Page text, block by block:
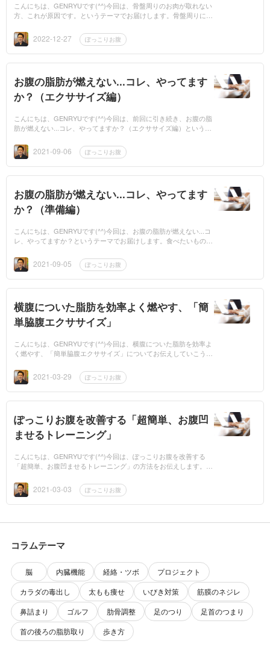
こんにちは、GENRYUです(^^)今回は、骨盤周りのお肉が取れない
方、これが原因です。というテーマでお届けします。骨盤周りにお
のは「...2022-12-27 ぽっこりお腹
お腹の脂肪が燃えない...コレ、やってます
か？（エクササイズ編）
こんにちは、GENRYUです(^^)今回は、前回に引き続き、お腹の脂
肪が燃えない...コレ、やってますか？（エクササイズ編）というテ
めるに...2021-09-06 ぽっこりお腹
お腹の脂肪が燃えない...コレ、やってます
か？（準備編）
こんにちは、GENRYUです(^^)今回は、お腹の脂肪が燃えない...コ
レ、やってますか？というテーマでお届けします。食べたいものを
ウォー...2021-09-05 ぽっこりお腹
横腹についた脂肪を効率よく燃やす、「簡
単脇腹エクササイズ」
こんにちは、GENRYUです(^^)今回は、横腹についた脂肪を効率よ
く燃やす、「簡単脇腹エクササイズ」についてお伝えしていこうと
り...
2021-03-29 ぽっこりお腹
ぽっこりお腹を改善する「超簡単、お腹凹
ませるトレーニング」
こんにちは、GENRYUです(^^)今回は、ぽっこりお腹を改善する
「超簡単、お腹凹ませるトレーニング」の方法をお伝えします。さ
出や... 2021-03-03 ぽっこりお腹
コラムテーマ
脳 内臓機能 経絡・ツボ
プロジェクト
カラダの毒出し
太もも痩せ いびき対策
筋膜のネジレ
鼻詰まり
ゴルフ 肋骨調整 足のつり
足首のつまり
首の後ろの脂肪取り
歩き方